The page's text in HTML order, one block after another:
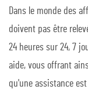
Dans le monde des
doivent pas être
24 heures sur 24, 7
aide, vous offrant
qu'une assistance